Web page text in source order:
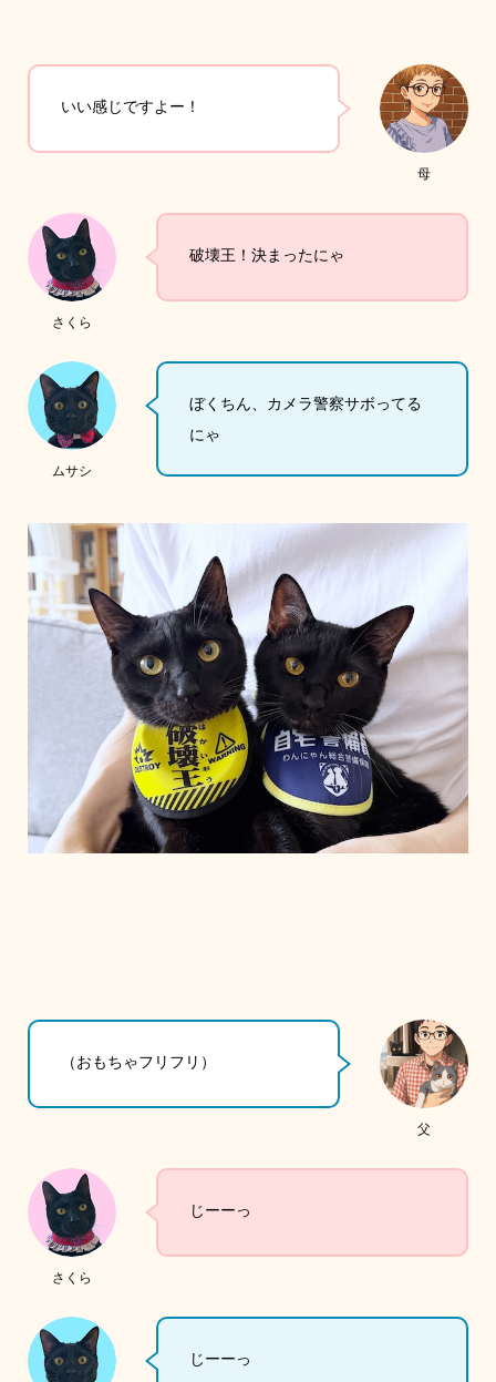
母
いい感じですよー！
さくら
破壊王！決まったにゃ
ムサシ
ぼくちん、カメラ警察サボってる
にゃ
父
（おもちゃフリフリ）
さくら
じーーっ
じーーっ